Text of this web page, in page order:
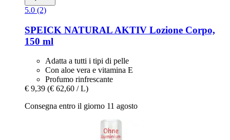
5.0 (2)
SPEICK NATURAL AKTIV Lozione Corpo,
150 ml
Adatta a tutti i tipi di pelle
Con aloe vera e vitamina E
Profumo rinfrescante
€ 9,39 (€ 62,60 / L)
Consegna entro il giorno 11 agosto